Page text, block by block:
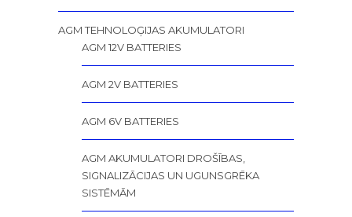
AGM TEHNOLOĢIJAS AKUMULATORI
AGM 12V BATTERIES
AGM 2V BATTERIES
AGM 6V BATTERIES
AGM AKUMULATORI DROŠĪBAS,
SIGNALIZĀCIJAS UN UGUNSGRĒKA
SISTĒMĀM